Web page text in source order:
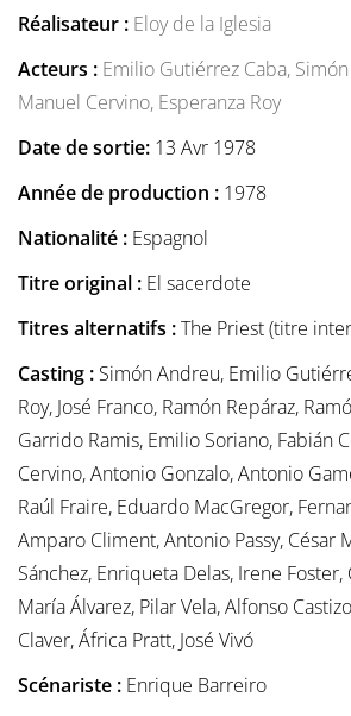
Réalisateur : Eloy de la Iglesia
Acteurs : Emilio Gutiérrez Caba,
Manuel Cervino, Esperanza Roy
Date de sortie: 13 Avr 1978
Année de production : 1978
Nationalité : Espagnol
Titre original : El sacerdote
Titres alternatifs :The Priest (titre
Casting : Simón Andreu, Emilio
Roy, José Franco, Ramón Repáraz,
Garrido Ramis, Emilio Soriano, Fabián
Cervino, Antonio Gonzalo, Antonio
Raúl Fraire, Eduardo MacGregor,
Amparo Climent, Antonio Passy, César
Sánchez, Enriqueta Delas, Irene Foster,
María Álvarez, Pilar Vela, Alfonso
Claver, África Pratt, José Vivó
Scénariste : Enrique Barreiro